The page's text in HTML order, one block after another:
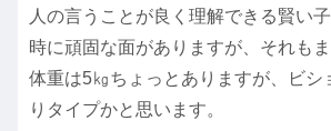
人の言うことが良く理解できる賢い子
時に頑固な面がありますが、それも
体重は5㎏ちょっとありますが、ビシ
りタイプかと思います。